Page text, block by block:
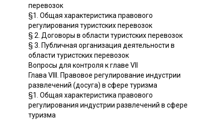
перевозок
§1. Общая характеристика правового
регулирования туристских перевозок
§ 2. Договоры в области туристских перевозок
§ 3. Публичная организация деятельности в
области туристских перевозок
Вопросы для контроля к главе VII
Глава VIII. Правовое регулирование индустрии
развлечений (досуга) в сфере туризма
§1. Общая характеристика правового
регулирования индустрии развлечений в сфере
туризма